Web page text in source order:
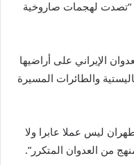
“تصدت لهجمات صاروخية
الإيراني على أراضيها
والطائرات المسيرة
ليس عملا عابرا ولا
من العدوان المتكرر”.